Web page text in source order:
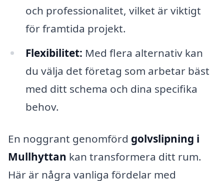
och professionalitet, vilket är viktigt
för framtida projekt.
Flexibilitet: Med flera alternativ kan
du välja det företag som arbetar bäst
med ditt schema och dina specifika
behov.
En noggrant genomförd golvslipning i
Mullhyttan kan transformera ditt rum.
Här är några vanliga fördelar med